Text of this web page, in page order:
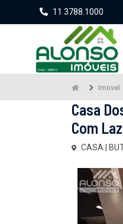
11 3788.1000
Imóvel
Casa
Com
CASA |